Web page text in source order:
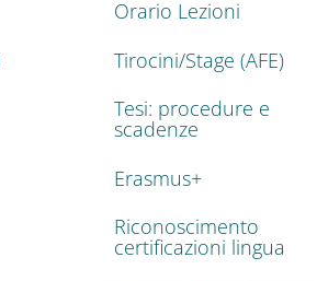
Orario Lezioni
Tirocini/Stage (AFE)
Tesi: procedure e
scadenze
Erasmus+
Riconoscimento
certificazioni lingua